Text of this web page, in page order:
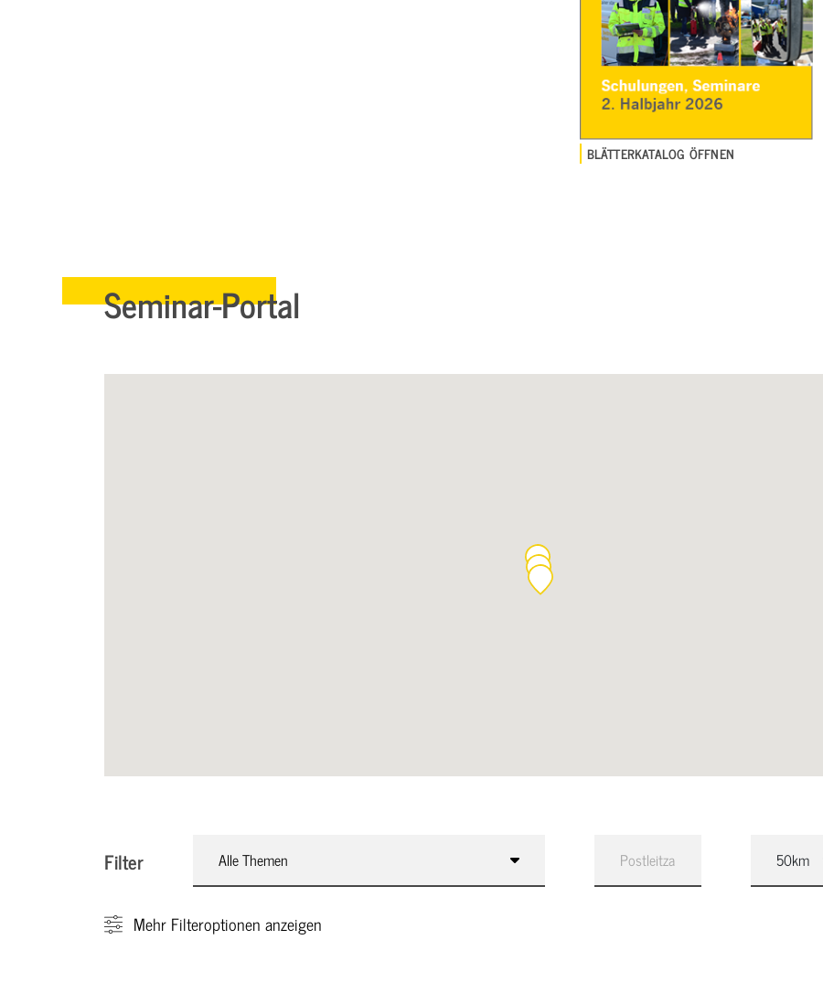
BLÄTTERKATALOG ÖFFNEN
Seminar-Portal
Filter Alle Themen
Mehr Filteroptionen anzeigen